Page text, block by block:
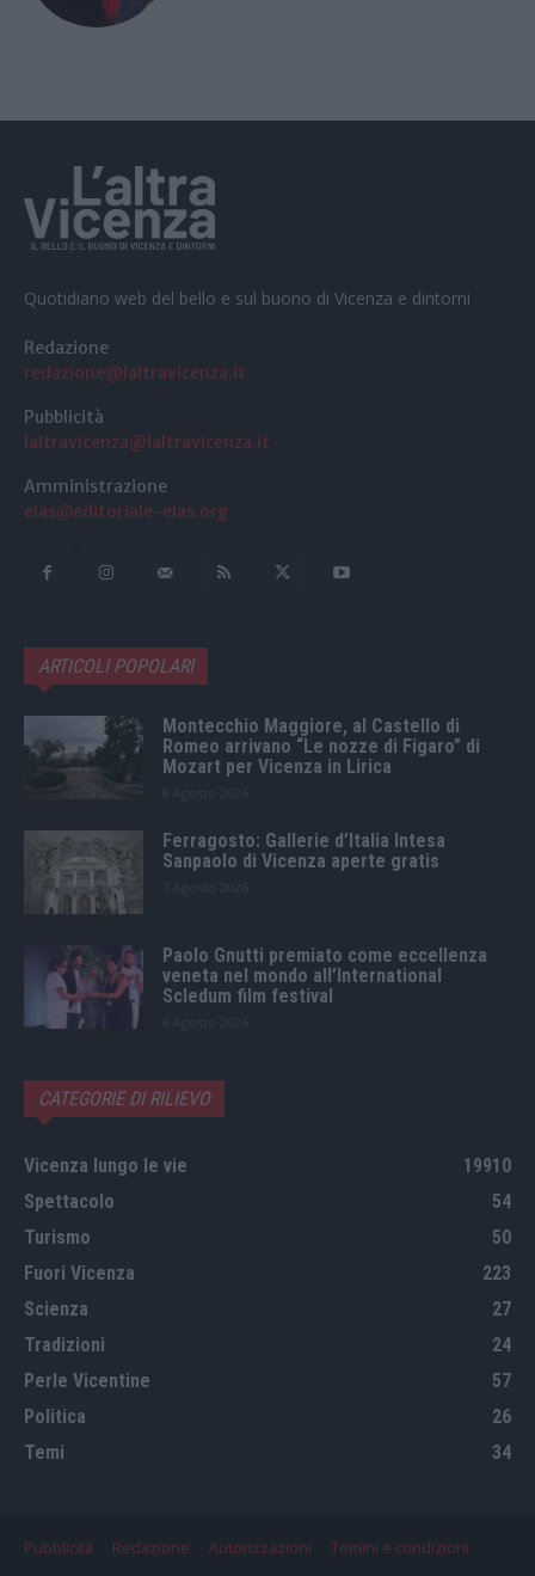
Quotidiano web del bello e sul buono di Vicenza e dintorni
Redazione
redazione@laltravicenza.it
Pubblicità
laltravicenza@laltravicenza.it
Amministrazione
elas@editoriale-elas.org
ARTICOLI POPOLARI
Montecchio Maggiore, al Castello di
Romeo arrivano “Le nozze di Figaro” di
Mozart per Vicenza in Lirica
Ferragosto: Gallerie d’Italia Intesa
Sanpaolo di Vicenza aperte gratis
Paolo Gnutti premiato come eccellenza
veneta nel mondo all’International
Scledum film festival
CATEGORIE DI RILIEVO
Vicenza lungo le vie
19910
Spettacolo
54
Turismo
50
Fuori Vicenza
223
Scienza
27
Tradizioni
24
Perle Vicentine
57
Politica
26
Temi
34
Pubblicità Redazione Autorizzazioni
Temini e condizioni